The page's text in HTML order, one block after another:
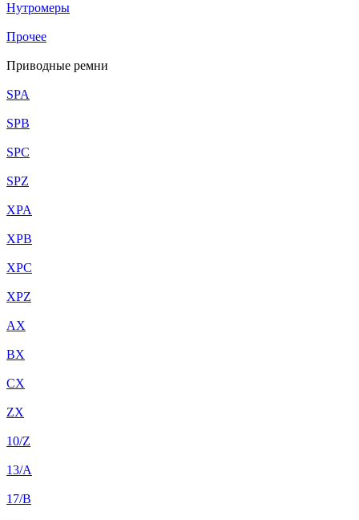
Нутромеры
Прочее
Приводные ремни
SPA
SPB
SPC
SPZ
XPA
XPB
XPC
XPZ
AX
BX
CX
ZX
10/Z
13/A
17/B